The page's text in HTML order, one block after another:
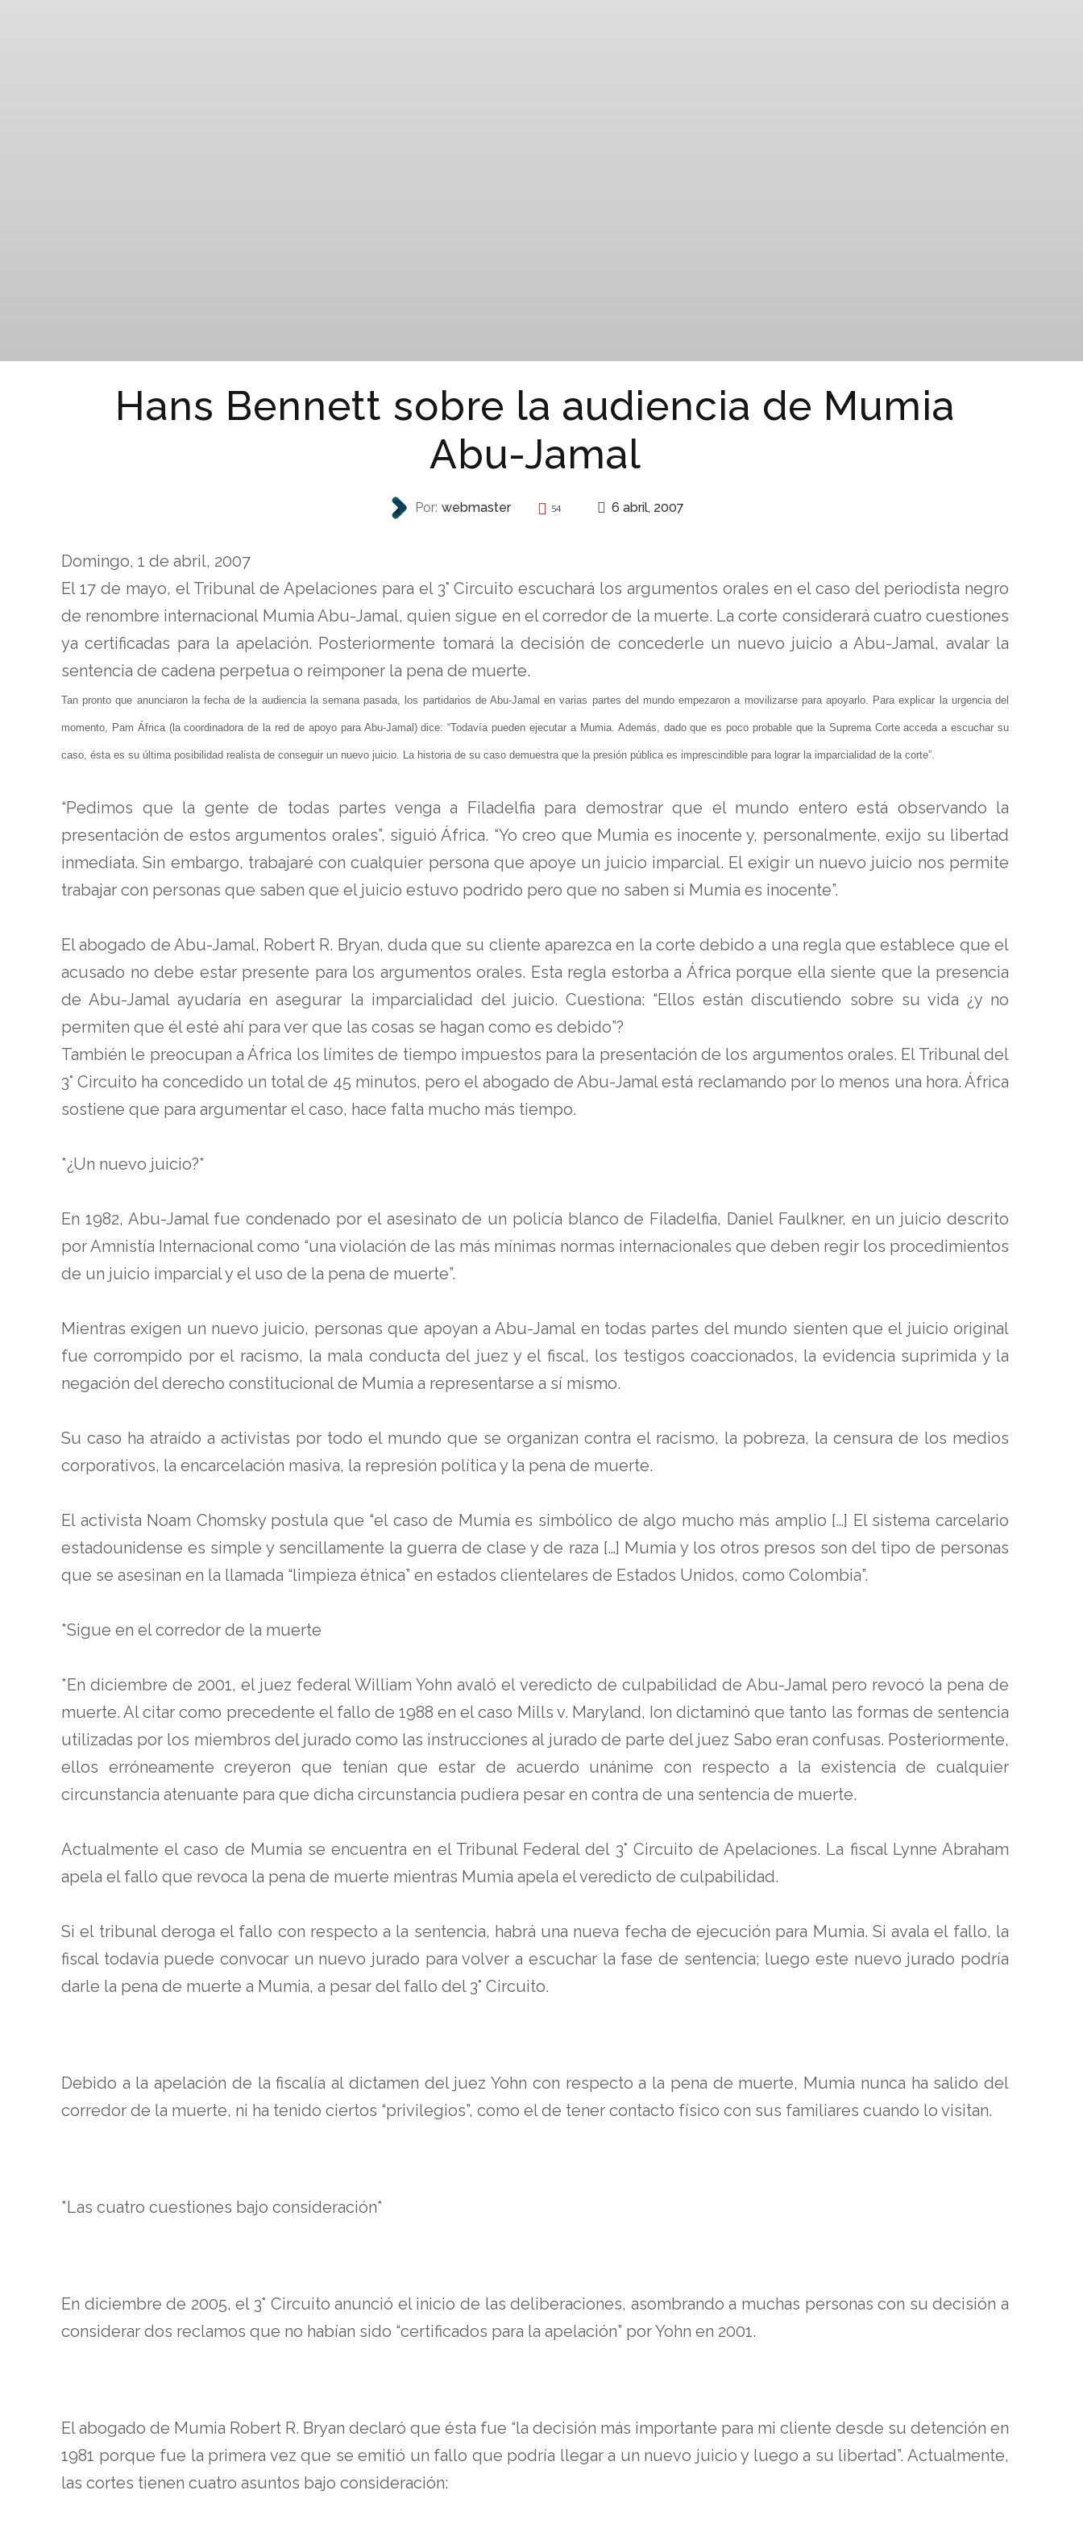
Hans Bennett sobre la audiencia de Mumia
Abu-Jamal
Por: webmaster 54 6 abril, 2007
Domingo, 1 de abril, 2007
El 17 de mayo, el Tribunal de Apelaciones para el 3° Circuito escuchará los argumentos orales en el caso del periodista negro
de renombre internacional Mumia Abu-Jamal, quien sigue en el corredor de la muerte. La corte considerará cuatro cuestiones
ya certificadas para la apelación. Posteriormente tomará la decisión de concederle un nuevo juicio a Abu-Jamal, avalar la
sentencia de cadena perpetua o reimponer la pena de muerte.
Tan pronto que anunciaron la fecha de la audiencia la semana pasada, los partidarios de Abu-Jamal en varias partes del mundo empezaron a movilizarse para apoyarlo. Para explicar la urgencia del
momento, Pam África (la coordinadora de la red de apoyo para Abu-Jamal) dice: “Todavía pueden ejecutar a Mumia. Además, dado que es poco probable que la Suprema Corte acceda a escuchar su
caso, ésta es su última posibilidad realista de conseguir un nuevo juicio. La historia de su caso demuestra que la presión pública es imprescindible para lograr la imparcialidad de la corte”.
“Pedimos que la gente de todas partes venga a Filadelfia para demostrar que el mundo entero está observando la
presentación de estos argumentos orales”, siguió África. “Yo creo que Mumia es inocente y, personalmente, exijo su libertad
inmediata. Sin embargo, trabajaré con cualquier persona que apoye un juicio imparcial. El exigir un nuevo juicio nos permite
trabajar con personas que saben que el juicio estuvo podrido pero que no saben si Mumia es inocente”.
El abogado de Abu-Jamal, Robert R. Bryan, duda que su cliente aparezca en la corte debido a una regla que establece que el
acusado no debe estar presente para los argumentos orales. Esta regla estorba a África porque ella siente que la presencia
de Abu-Jamal ayudaría en asegurar la imparcialidad del juicio. Cuestiona: “Ellos están discutiendo sobre su vida ¿y no
permiten que él esté ahí para ver que las cosas se hagan como es debido”?
También le preocupan a África los límites de tiempo impuestos para la presentación de los argumentos orales. El Tribunal del
3° Circuito ha concedido un total de 45 minutos, pero el abogado de Abu-Jamal está reclamando por lo menos una hora. África
sostiene que para argumentar el caso, hace falta mucho más tiempo.
*¿Un nuevo juicio?*
En 1982, Abu-Jamal fue condenado por el asesinato de un policía blanco de Filadelfia, Daniel Faulkner, en un juicio descrito
por Amnistía Internacional como “una violación de las más mínimas normas internacionales que deben regir los procedimientos
de un juicio imparcial y el uso de la pena de muerte”.
Mientras exigen un nuevo juicio, personas que apoyan a Abu-Jamal en todas partes del mundo sienten que el juicio original
fue corrompido por el racismo, la mala conducta del juez y el fiscal, los testigos coaccionados, la evidencia suprimida y la
negación del derecho constitucional de Mumia a representarse a sí mismo.
Su caso ha atraído a activistas por todo el mundo que se organizan contra el racismo, la pobreza, la censura de los medios
corporativos, la encarcelación masiva, la represión política y la pena de muerte.
El activista Noam Chomsky postula que “el caso de Mumia es simbólico de algo mucho más amplio […] El sistema carcelario
estadounidense es simple y sencillamente la guerra de clase y de raza […] Mumia y los otros presos son del tipo de personas
que se asesinan en la llamada “limpieza étnica” en estados clientelares de Estados Unidos, como Colombia”.
*Sigue en el corredor de la muerte
*En diciembre de 2001, el juez federal William Yohn avaló el veredicto de culpabilidad de Abu-Jamal pero revocó la pena de
muerte. Al citar como precedente el fallo de 1988 en el caso Mills v. Maryland, Ion dictaminó que tanto las formas de sentencia
utilizadas por los miembros del jurado como las instrucciones al jurado de parte del juez Sabo eran confusas. Posteriormente,
ellos erróneamente creyeron que tenían que estar de acuerdo unánime con respecto a la existencia de cualquier
circunstancia atenuante para que dicha circunstancia pudiera pesar en contra de una sentencia de muerte.
Actualmente el caso de Mumia se encuentra en el Tribunal Federal del 3° Circuito de Apelaciones. La fiscal Lynne Abraham
apela el fallo que revoca la pena de muerte mientras Mumia apela el veredicto de culpabilidad.
Si el tribunal deroga el fallo con respecto a la sentencia, habrá una nueva fecha de ejecución para Mumia. Si avala el fallo, la
fiscal todavía puede convocar un nuevo jurado para volver a escuchar la fase de sentencia; luego este nuevo jurado podría
darle la pena de muerte a Mumia, a pesar del fallo del 3° Circuito.
Debido a la apelación de la fiscalía al dictamen del juez Yohn con respecto a la pena de muerte, Mumia nunca ha salido del
corredor de la muerte, ni ha tenido ciertos “privilegios”, como el de tener contacto físico con sus familiares cuando lo visitan.
*Las cuatro cuestiones bajo consideración*
En diciembre de 2005, el 3° Circuito anunció el inicio de las deliberaciones, asombrando a muchas personas con su decisión a
considerar dos reclamos que no habían sido “certificados para la apelación” por Yohn en 2001.
El abogado de Mumia Robert R. Bryan declaró que ésta fue “la decisión más importante para mi cliente desde su detención en
1981 porque fue la primera vez que se emitió un fallo que podría llegar a un nuevo juicio y luego a su libertad”. Actualmente,
las cortes tienen cuatro asuntos bajo consideración: